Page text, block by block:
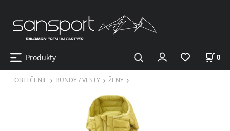
Produkty 0
OBLEČENIE BUNDY / VESTY ŽENY